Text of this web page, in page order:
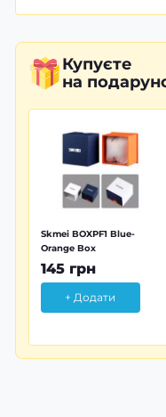
Купуєте
на
Skmei BOXPF1 Blue-
Orange Box
145 грн
+ Додати